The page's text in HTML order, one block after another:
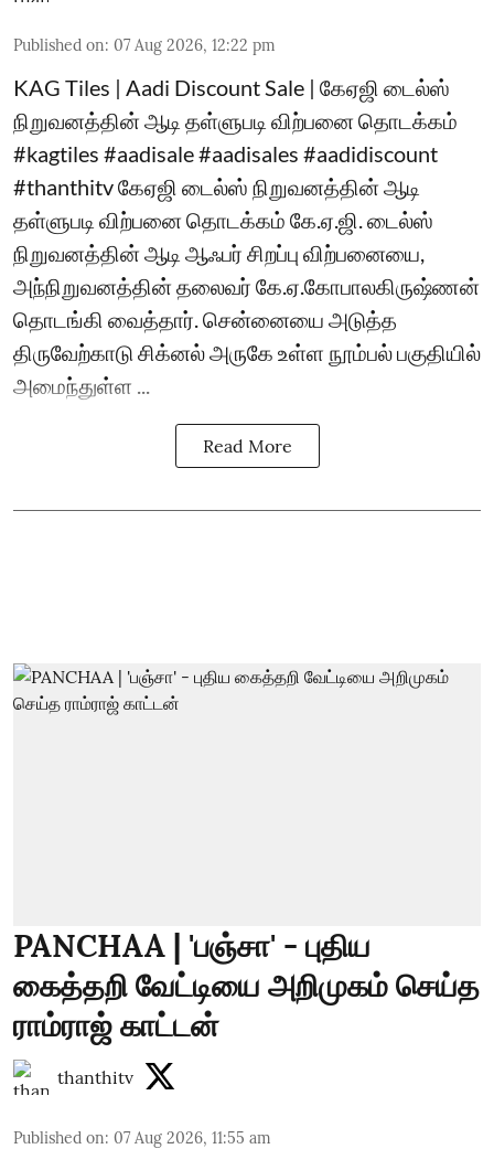
Published on: 07 Aug 2026, 12:22 pm
KAG Tiles | Aadi Discount Sale | கேஏஜி டைல்ஸ்
நிறுவனத்தின் ஆடி தள்ளுபடி விற்பனை தொடக்கம்
#kagtiles #aadisale #aadisales #aadidiscount
#thanthitv கேஏஜி டைல்ஸ் நிறுவனத்தின் ஆடி
தள்ளுபடி விற்பனை தொடக்கம் கே.ஏ.ஜி. டைல்ஸ்
நிறுவனத்தின் ஆடி ஆஃபர் சிறப்பு விற்பனையை,
அந்நிறுவனத்தின் தலைவர் கே.ஏ.கோபாலகிருஷ்ணன்
தொடங்கி வைத்தார். சென்னையை அடுத்த
திருவேற்காடு சிக்னல் அருகே உள்ள நூம்பல் பகுதியில்
அமைந்துள்ள ...
Read More
PANCHAA | 'பஞ்சா' - புதிய
கைத்தறி வேட்டியை அறிமுகம் செய்த
ராம்ராஜ் காட்டன்
thanthitv
Published on: 07 Aug 2026, 11:55 am